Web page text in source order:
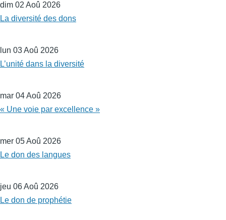
dim 02 Aoû 2026
La diversité des dons
lun 03 Aoû 2026
L’unité dans la diversité
mar 04 Aoû 2026
« Une voie par excellence »
mer 05 Aoû 2026
Le don des langues
jeu 06 Aoû 2026
Le don de prophétie